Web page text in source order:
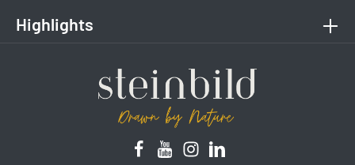
Highlights